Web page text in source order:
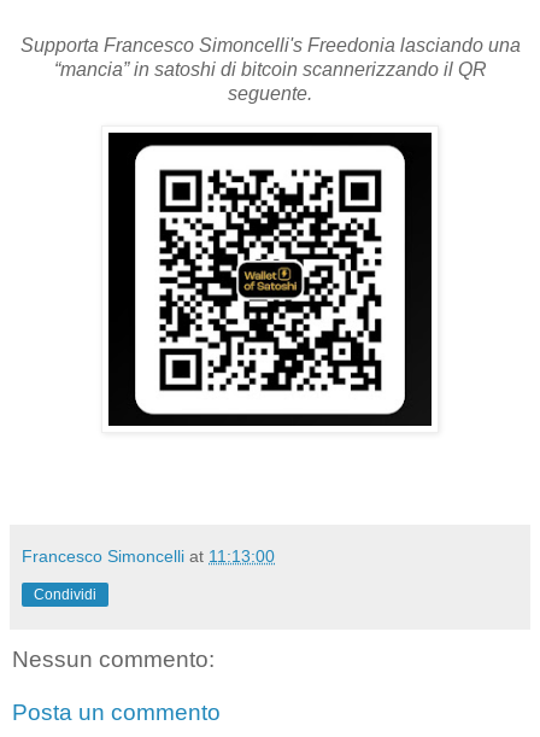
Supporta Francesco Simoncelli's Freedonia lasciando una
“mancia” in satoshi di bitcoin scannerizzando il QR
seguente.
Francesco Simoncelli at 11:13:00
Condividi
Nessun commento:
Posta un commento